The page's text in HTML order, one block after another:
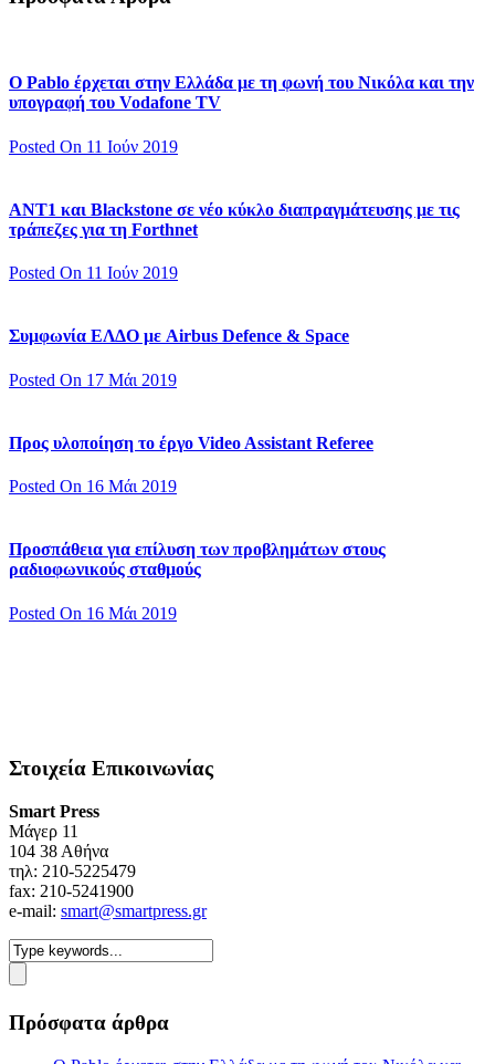
Ο Pablo έρχεται στην Ελλάδα με τη φωνή του Νικόλα και την
υπογραφή του Vodafone TV
Posted On 11 Ιούν 2019
ΑΝΤ1 και Blackstone σε νέο κύκλο διαπραγμάτευσης με τις
τράπεζες για τη Forthnet
Posted On 11 Ιούν 2019
Συμφωνία ΕΛΔΟ με Airbus Defence & Space
Posted On 17 Μάι 2019
Προς υλοποίηση το έργο Video Assistant Referee
Posted On 16 Μάι 2019
Προσπάθεια για επίλυση των προβλημάτων στους
ραδιοφωνικούς σταθμούς
Posted On 16 Μάι 2019
Στοιχεία Επικοινωνίας
Smart Press
Mάγερ 11
104 38 Αθήνα
τηλ: 210-5225479
fax: 210-5241900
e-mail: smart@smartpress.gr
Πρόσφατα άρθρα